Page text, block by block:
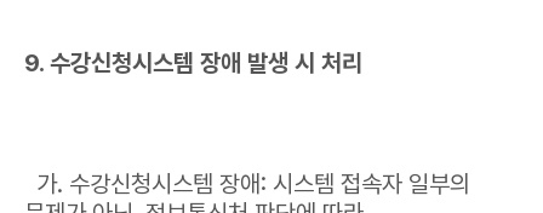
9. 수강신청시스템 장애 발생 시 처리
가. 수강신청시스템 장애: 시스템 접속자 일부의